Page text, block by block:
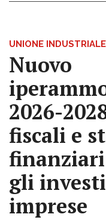
UNIONE INDUSTRIALE
Nuovo
2026-
fiscali e
gli
imprese